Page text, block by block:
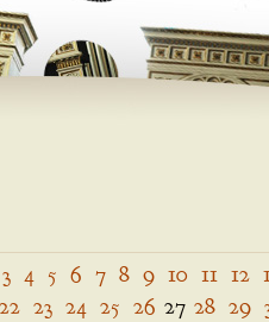
3 4 5 6 7 8 9 10 11 12
22 23 24 25 26 27 28 29